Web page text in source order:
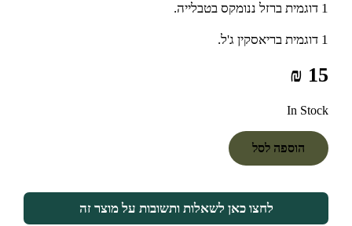
1 דוגמית ברזל ננומקס בטבלייה.
1 דוגמית בריאסקין ג'ל.
₪ 15
In Stock
הוספה לסל
לחצו כאן לשאלות ותשובות על מוצר זה